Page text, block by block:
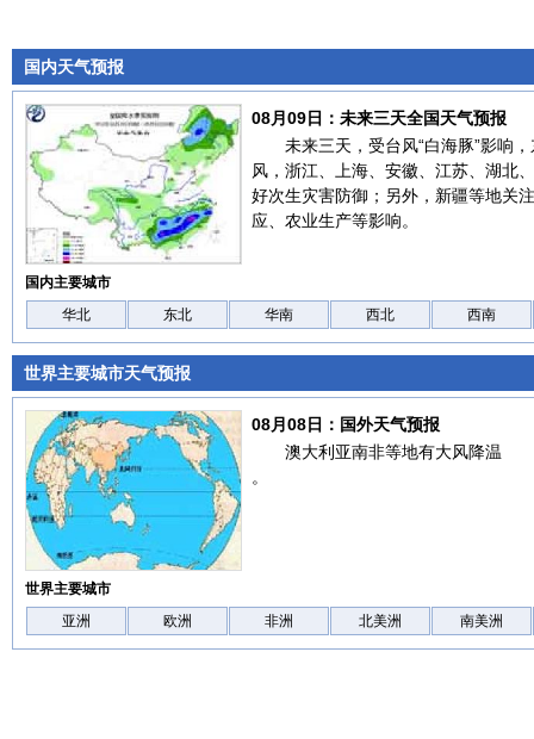
国内天气预报
08月09日：未来三天全国天气预报
未来三天，受台风“白海豚”影响
风，浙江、上海、安徽、江苏、湖北
好次生灾害防御；另外，新疆等地关
应、农业生产等影响。
国内主要城市
华北
东北 华南 西北 西南
世界主要城市天气预报
08月08日：国外天气预报
澳大利亚南非等地有大风降温
。
世界主要城市
亚洲
欧洲 非洲 北美洲 南美洲